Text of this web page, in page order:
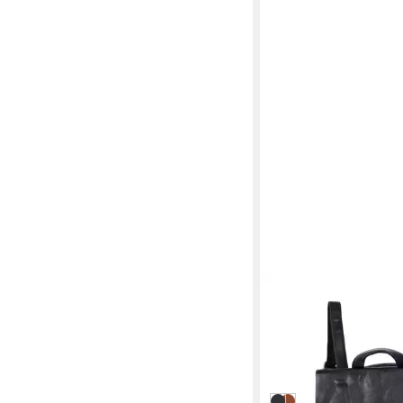
Tagesrucksack Damen
Crossbody Bag 2 in 1,
ab 32,95 € UVP 49,95 €
in 3-4 Werktagen bei dir